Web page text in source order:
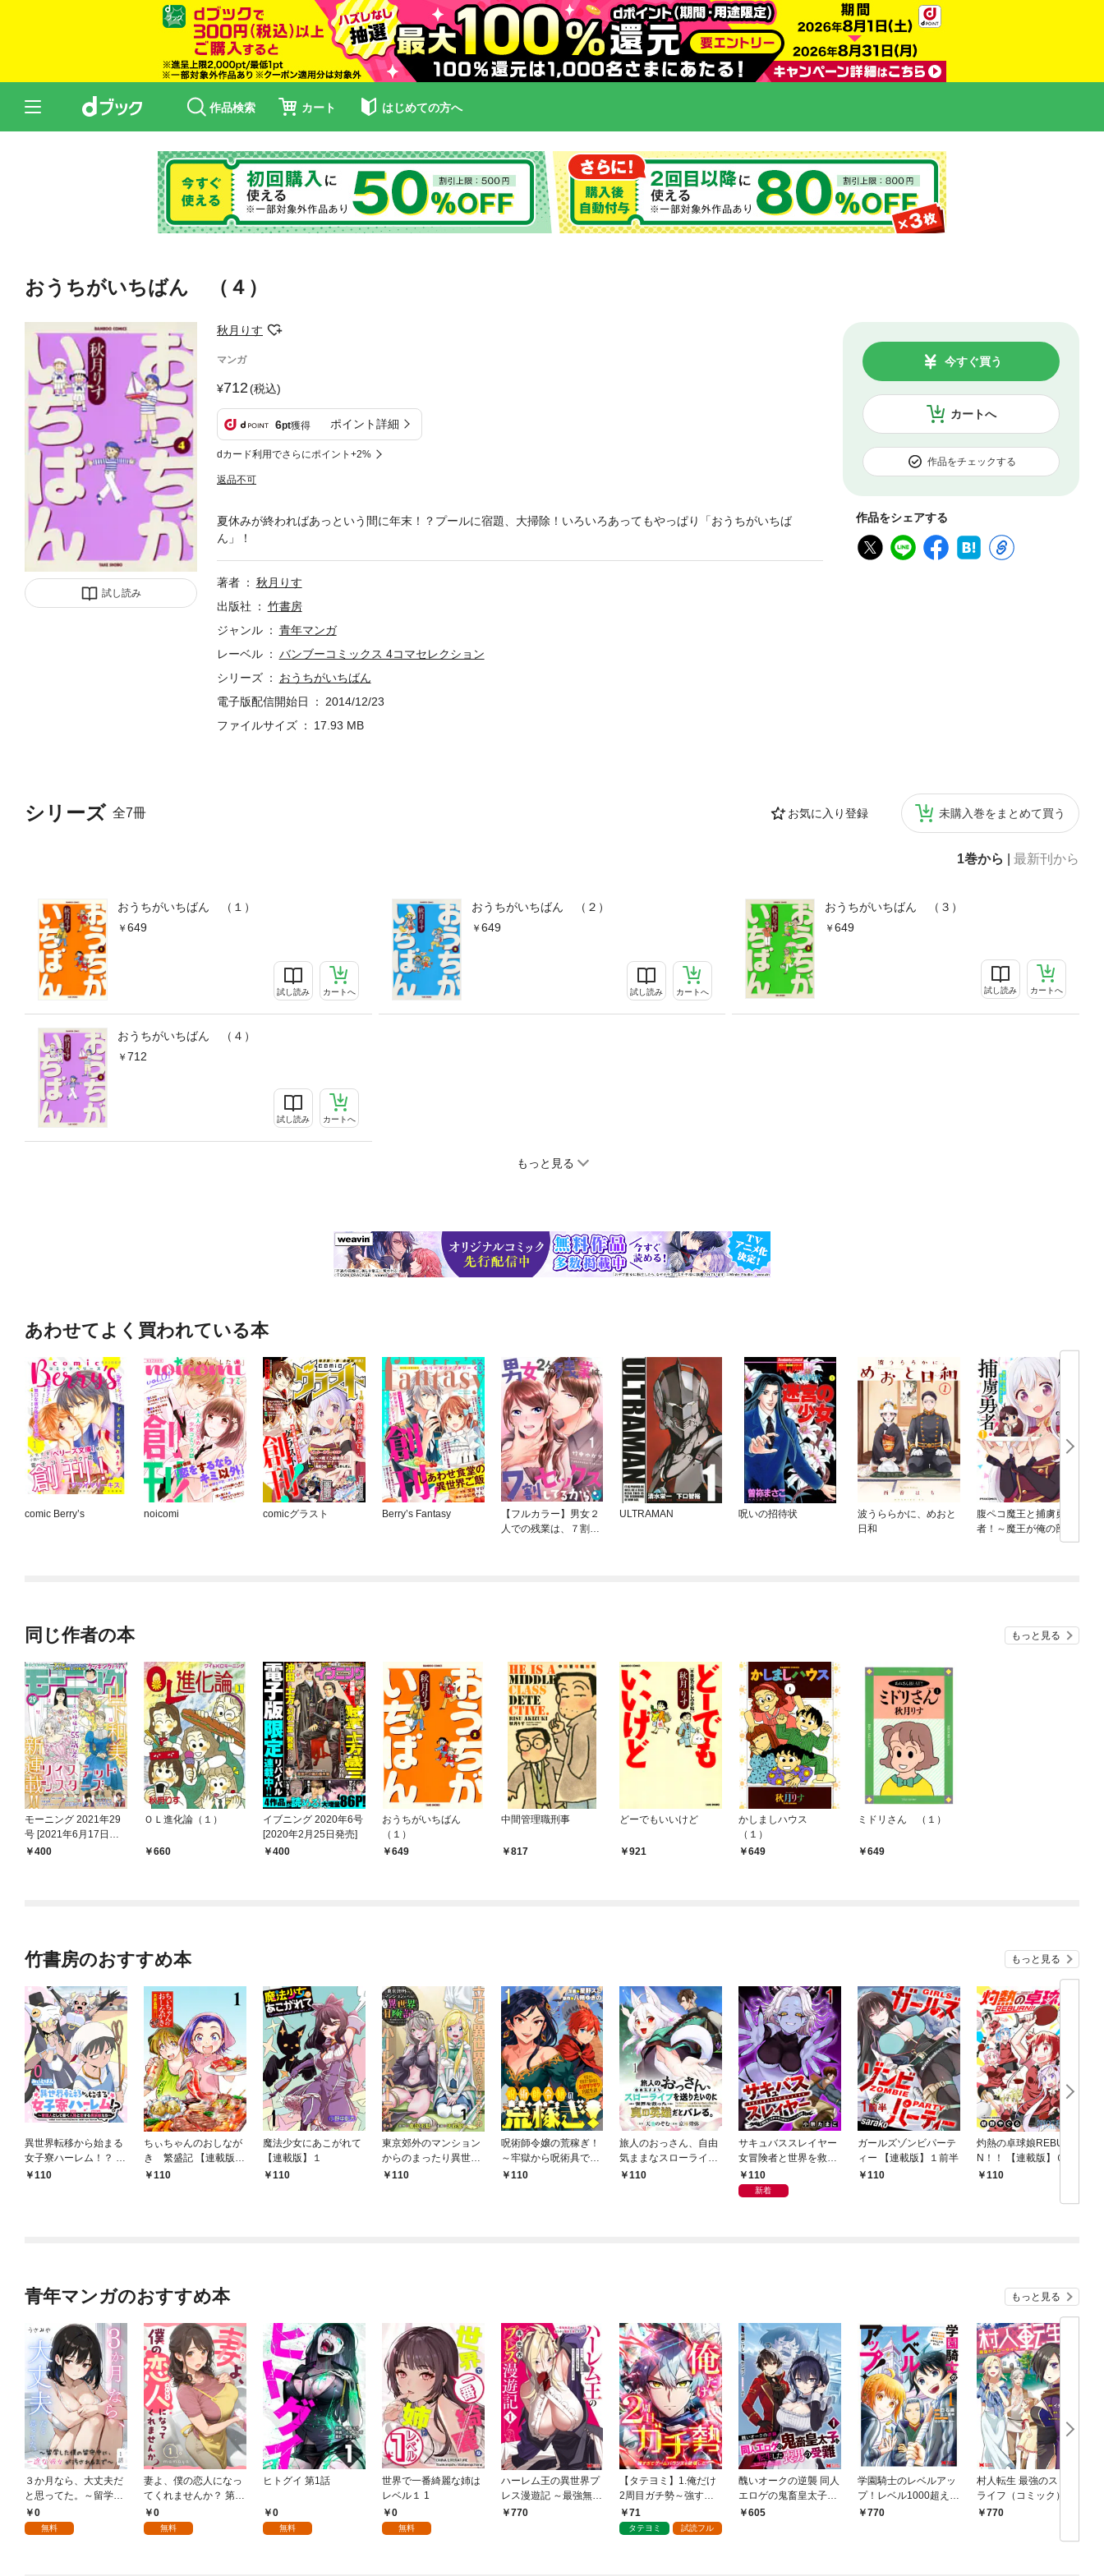
作品検索 カート はじめての方へ
おうちがいちばん （４）
試し読み
秋月りす
マンガ
712(税込)
6pt獲得 ポイント詳細
dカード利用でさらにポイント+2%
返品不可
カートへ
今すぐ買う
作品をチェックする
作品をシェアする
シリーズ 全7冊 お気に入り登録 未購入巻をまとめて買う
1巻から 最新刊から
おうちがいちばん （１）
649
試し読み カートへ
おうちがいちばん （２）
649
試し読み カートへ
おうちがいちばん （３）
649
試し読み カートへ
おうちがいちばん （４）
712
試し読み カートへ
もっと見る
夏休みが終わればあっという間に年末！？プールに宿題、大掃除！いろいろあってもやっぱり「おうちがいちば
ん」！
著者
秋月りす
出版社
竹書房
ジャンル
青年マンガ
レーベル
バンブーコミックス 4コマセレクション
シリーズ
おうちがいちばん
電子版配信開始日
2014/12/23
ファイルサイズ
17.93 MB
あわせてよく買われている本
comic Berry’s noicomi comicグラスト Berry’s Fantasy
【フルカラー】男女２
人での残業は、７割セ
ULTRAMAN 呪いの招待状
波うららかに、めおと
日和
腹ペコ魔王と捕虜勇
者！～魔王が俺の部屋
に飯を食いに来るんだ
同じ作者の本 もっと見る
モーニング 2021年29
号 [2021年6月17日発
売]400
ＯＬ進化論（１）
660
イブニング 2020年6号
[2020年2月25日発売]
400
おうちがいちばん
（１）
649
中間管理職刑事
817
どーでもいいけど
921
かしましハウス
（１）
649
ミドリさん （１）
649
竹書房のおすすめ本 もっと見る
異世界転移から始まる
女子寮ハーレム！？ ～
管理人として働く人間
110
ちぃちゃんのおしなが
き 繁盛記 【連載版】
１110
魔法少女にあこがれて
【連載版】１
110
東京郊外のマンション
からのまったり異世界
冒険記 ～僕の部屋が
110
呪術師令嬢の荒稼ぎ！
～牢獄から呪術具で掴
み取る金貨ザクザク宮
110
旅人のおっさん、自由
気ままなスローライフ
を送りたいのに世界を
110
サキュバススレイヤー
女冒険者と世界を救う
終末のハーレム部隊
【連載版】１
110
新着
ガールズゾンビパーテ
ィー 【連載版】１前半
110
灼熱の卓球娘REBUR
N！！ 【連載版】０－
①110
青年マンガのおすすめ本 もっと見る
３か月なら、大丈夫だ
と思ってた。～留学し
た僕の留守中に、一途
な彼女が汚されるまで
0
無料
妻よ、僕の恋人になっ
てくれませんか？ 第1
話0
無料
ヒトグイ 第1話
0
無料
世界で一番綺麗な姉は
レベル１ 1
0
無料
ハーレム王の異世界プ
レス漫遊記 ～最強無双
のおじさんはあらゆる
770
【タテヨミ】1.俺だけ
2周目ガチ勢～強すぎ
てゲームバランスを破
壊した～
71
タテヨミ 試読フル
醜いオークの逆襲 同人
エロゲの鬼畜皇太子に
転生した喪男の受難
605
学園騎士のレベルアッ
プ！レベル1000超えの
転生者、落ちこぼれク
770
村人転生 最強のスロー
ライフ（コミック） 1
770